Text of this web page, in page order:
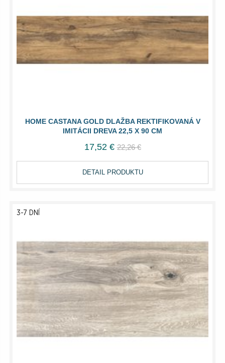
HOME CASTANA GOLD DLAŽBA REKTIFIKOVANÁ V
IMITÁCII DREVA 22,5 X 90 CM
17,52 € 22,26 €
DETAIL PRODUKTU
3-7 DNÍ